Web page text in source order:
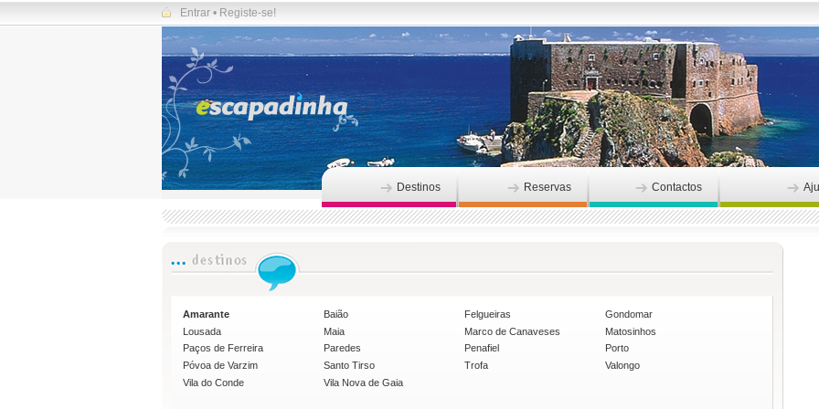
Entrar • Registe-se!
Destinos Reservas Contactos
Amarante Baião Felgueiras
Gondomar
Lousada
Maia Marco de Canaveses
Matosinhos
Paços de Ferreira
Paredes Penafiel
Porto
Póvoa de Varzim
Santo Tirso Trofa
Valongo
Vila do Conde
Vila Nova de Gaia